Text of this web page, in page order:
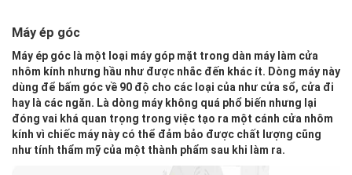
Máy ép góc
Máy ép góc là một loại máy góp mặt trong dàn máy làm cửa
nhôm kính nhưng hầu như được nhắc đến khác ít. Dòng máy này
dùng để bấm góc về 90 độ cho các loại của như cửa sổ, cửa đi
hay là các ngăn. Là dòng máy không quá phổ biến nhưng lại
đóng vai khá quan trọng trong việc tạo ra một cánh cửa nhôm
kính vì chiếc máy này có thể đảm bảo được chất lượng cũng
như tính thẩm mỹ của một thành phẩm sau khi làm ra.